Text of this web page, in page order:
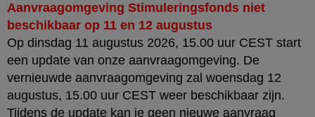
Aanvraagomgeving Stimuleringsfonds niet
beschikbaar op 11 en 12 augustus
Op dinsdag 11 augustus 2026, 15.00 uur CEST start
een update van onze aanvraagomgeving. De
vernieuwde aanvraagomgeving zal woensdag 12
augustus, 15.00 uur CEST weer beschikbaar zijn.
Tijdens de update kan je geen nieuwe aanvraag